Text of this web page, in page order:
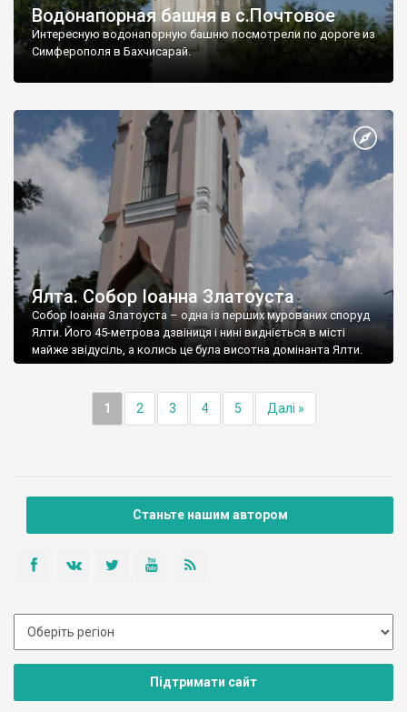
Водонапорная башня в с.Почтовое
Интересную водонапорную башню посмотрели по дороге из
Симферополя в Бахчисарай.
Ялта. Собор Іоанна Златоуста
Собор Іоанна Златоуста – одна із перших мурованих споруд
Ялти. Його 45-метрова дзвіниця і нині видніється в місті
майже звідусіль, а колись це була висотна домінанта Ялти.
1 2 3 4 5 Далі »
Станьте нашим автором
Підтримати сайт